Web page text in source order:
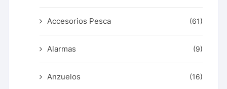
Accesorios Pesca (61)
Alarmas (9)
Anzuelos (16)